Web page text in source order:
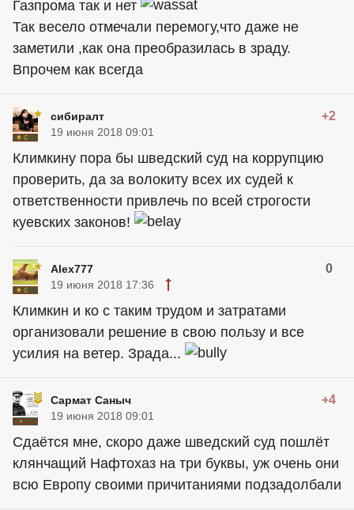
Газпрома так и нет
Так весело отмечали перемогу,что даже не
заметили ,как она преобразилась в зраду.
Впрочем как всегда
сибиралт +2
19 июня 2018 09:01
Климкину пора бы шведский суд на коррупцию
проверить, да за волокиту всех их судей к
ответственности привлечь по всей строгости
куевских законов!
Alex777 0
19 июня 2018 17:36
Климкин и ко с таким трудом и затратами
организовали решение в свою пользу и все
усилия на ветер. Зрада...
Сармат Саныч +4
19 июня 2018 09:01
Сдаётся мне, скоро даже шведский суд пошлёт
клянчащий Нафтохаз на три буквы, уж очень они
всю Европу своими причитаниями подзадолбали